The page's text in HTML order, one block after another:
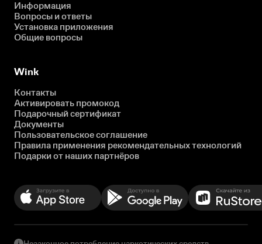
Информация
Вопросы и ответы
Установка приложения
Общие вопросы
Wink
Контакты
Активировать промокод
Подарочный сертификат
Документы
Пользовательское соглашение
Правила применения рекомендательных технологий
Подарки от наших партнёров